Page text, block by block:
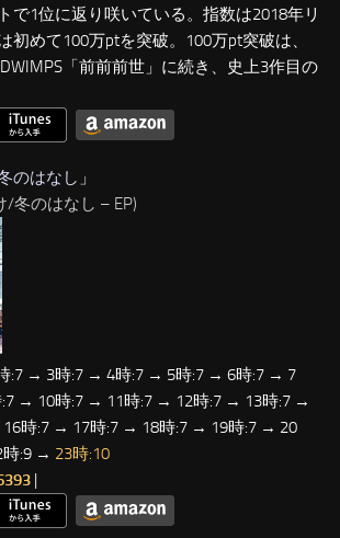
で1位に返り咲いている。指数は2018年リ
初めて100万ptを突破。100万pt突破は、
「前前前世」に続き、史上3作目の
のはなし 」
/冬のはなし – EP)
:7 → 3時:7 → 4時:7 → 5時:7 → 6時:7 → 7
→ 10時:7 → 11時:7 → 12時:7 → 13時:7 →
時:7 → 17時:7 → 18時:7 → 19時:7 → 20
:9 → 23時:10
|